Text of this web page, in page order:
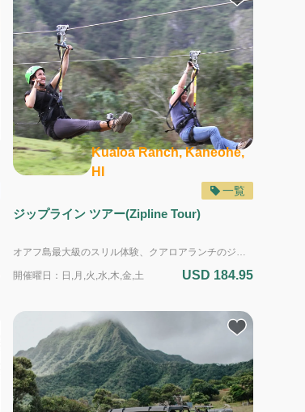
Kualoa Ranch, Kaneohe,
HI
一覧
ジップライン ツアー(Zipline Tour)
オアフ島最大級のスリル体験、クアロアランチのジュラシック・バレー・ジップラインツアーで、カアアヴァ谷の壮大な自然を空中散歩で満喫しましょう。 7つのジップライン、2つの吊り橋、5つの短い自然散策トレイルを巡るコースは、最長約400メートル、最大高低差約30メートル。谷を越えて滑り降りる爽快なスリルと、眼下に広がる大草原やコオラウ山脈の景色を同時に楽しめます。 ジップラインの各デッキでは、ハワイ固有の植物や花々が咲き誇り、自然の美しさも堪能できます。体験中は、特別な訓練を受けたガイドが安全に誘導しながら、空中散歩ならではの爽快感と壮大な景観をご案内します。 さらに、カアアヴァ谷は200本以上の映画やドラマの撮影地としても知られており、『ジュラシック・パーク』『ジュラシック・ワールド』『ジュマンジ』など、名作のロケ地を空から眺める特別な体験も楽しめます。 こんな方におすすめ！ - ハワイで思い出に残る特別な体験を大人同士で楽しみたい方 - カップルや男女グループ、ソロでもアクティブに体験したい方 - 自然の中でスリルと絶景を同時に味わいたい方 - 映画ロケ地やハワイ固有の植物・自然を空中散歩で体験したい方 10歳以上で参加可能なため、大人を中心にカップルや友人グループ、ソロの方に人気のあるツアーです。 3時間のツアーで、安全かつ爽快に、ハワイならではの自然・文化・エンターテインメントを満喫できます。 ＜複数のツアーを申し込む場合の注意事項＞ ・それぞれのツアーを一つずつ別々にお申し込みください。 ・ツアーの終了予定時間から次のツアーの受付開始時間までの間を、最低でも15分以上空けてください。 ・送迎を希望する場合は、開始時間が早い方のツアーにだけ送迎を付け、早いツアーの開始時間に間に合うように送迎を選択してください。
開催曜日：日,月,火,水,木,金,土 USD 184.95